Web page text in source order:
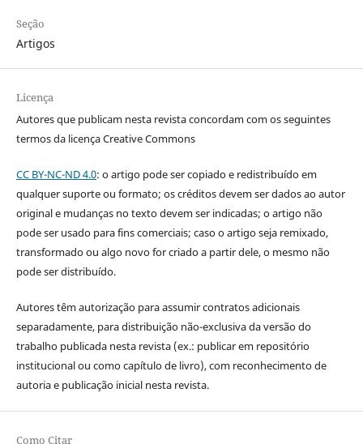
Seção
Artigos
Licença
Autores que publicam nesta revista concordam com os seguintes
termos da licença Creative Commons
CC BY-NC-ND 4.0: o artigo pode ser copiado e redistribuído em
qualquer suporte ou formato; os créditos devem ser dados ao autor
original e mudanças no texto devem ser indicadas; o artigo não
pode ser usado para fins comerciais; caso o artigo seja remixado,
transformado ou algo novo for criado a partir dele, o mesmo não
pode ser distribuído.
Autores têm autorização para assumir contratos adicionais
separadamente, para distribuição não-exclusiva da versão do
trabalho publicada nesta revista (ex.: publicar em repositório
institucional ou como capítulo de livro), com reconhecimento de
autoria e publicação inicial nesta revista.
Como Citar